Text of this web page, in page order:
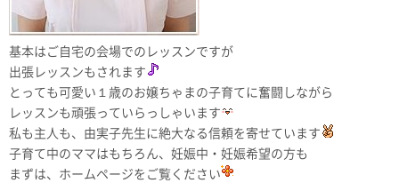
基本はご自宅の会場でのレッスンですが
出張レッスンもされます
とっても可愛い１歳のお嬢ちゃまの子育てに奮闘しながら
レッスンも頑張っていらっしゃいます
私も主人も、由実子先生に絶大なる信頼を寄せています
子育て中のママはもちろん、妊娠中・妊娠希望の方も
まずは、ホームページをご覧ください